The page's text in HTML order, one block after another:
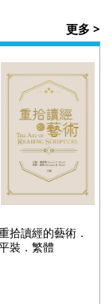
更多 >
拾讀經的藝術．
裝．繁體